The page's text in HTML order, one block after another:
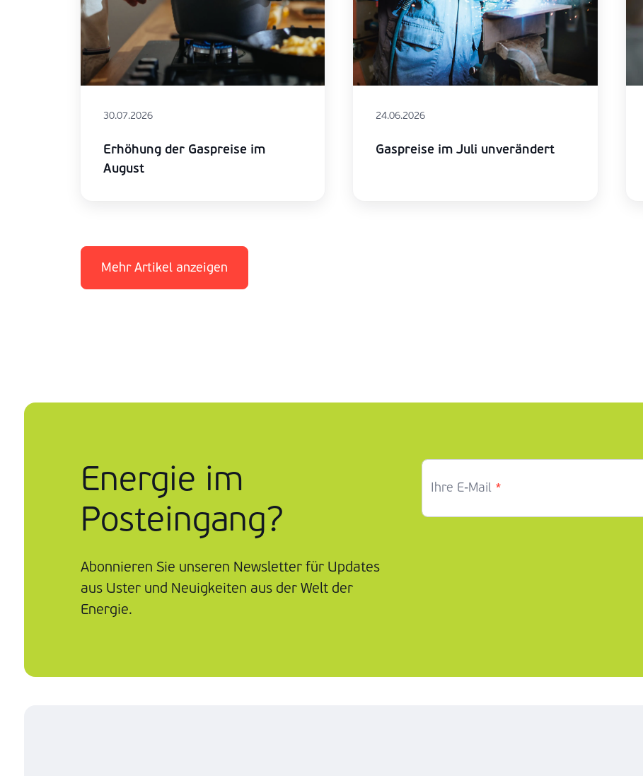
30.07.2026
Erhöhung der Gaspreise im
August
24.06.2026
Gaspreise im Juli unverändert
Mehr Artikel anzeigen
Energie im
Posteingang?
Abonnieren Sie unseren Newsletter für Updates
aus Uster und Neuigkeiten aus der Welt der
Energie.
Ihre E-Mail *